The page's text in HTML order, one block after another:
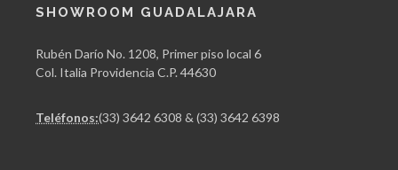
SHOWROOM GUADALAJARA
Rubén Darío No. 1208, Primer piso local 6
Col. Italia Providencia C.P. 44630
Teléfonos:(33) 3642 6308 & (33) 3642 6398